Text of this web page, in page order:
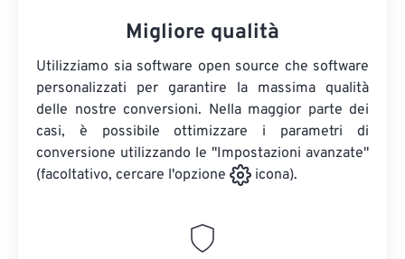
Migliore qualità
Utilizziamo sia software open source che software
personalizzati per garantire la massima qualità
delle nostre conversioni. Nella maggior parte dei
casi, è possibile ottimizzare i parametri di
conversione utilizzando le "Impostazioni avanzate"
(facoltativo, cercare l'opzione
icona).